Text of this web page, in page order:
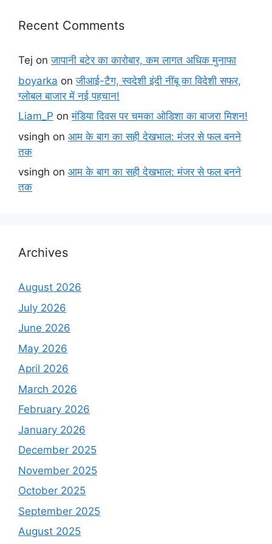
Recent Comments
Tej onजापानी बटेर का कारोबार, कम लागत अधिक मुनाफा
boyarka onजीआई-टैग, स्वदेशी इंदी नींबू का विदेशी सफर,
ग्लोबल बाजार में नई पहचान!
Liam_P onमंडिया दिवस पर चमका ओडिशा का बाजरा मिशन!
vsingh on आम के बाग का सही देखभाल: मंजर से फल बनने
तक
vsingh on आम के बाग का सही देखभाल: मंजर से फल बनने
तक
Archives
August 2026
July 2026
June 2026
May 2026
April 2026
March 2026
February 2026
January 2026
December 2025
November 2025
October 2025
September 2025
August 2025